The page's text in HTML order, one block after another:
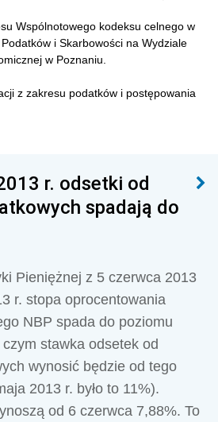
Wspólnotowego kodeksu celnego w
i Skarbowości na Wydziale
w Poznaniu.
z zakresu podatków i postępowania
r. odsetki od
spadają do
Pieniężnej z 5 czerwca 2013
r. stopa oprocentowania
NBP spada do poziomu
stawka odsetek od
wynosić będzie od tego
2013 r. było to 11%).
od 6 czerwca 7,88%. To